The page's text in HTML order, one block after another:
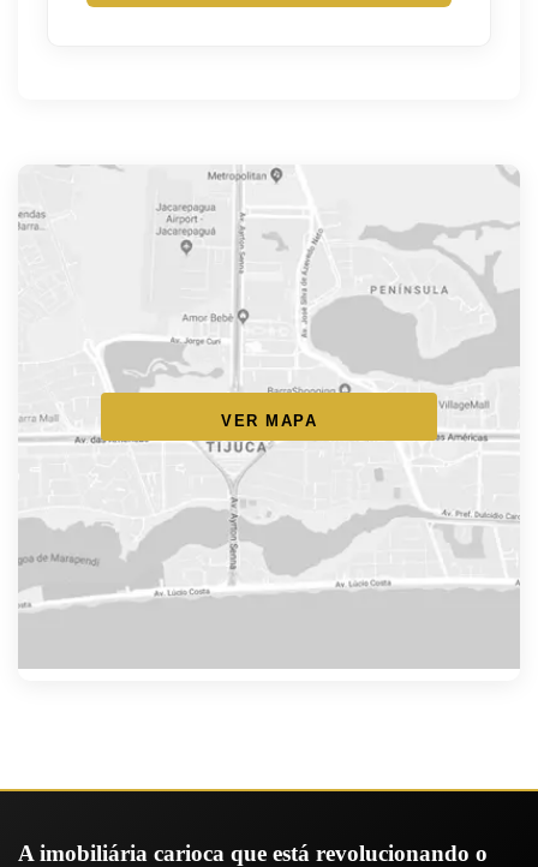
VER MAPA
A imobiliária carioca que está revolucionando o